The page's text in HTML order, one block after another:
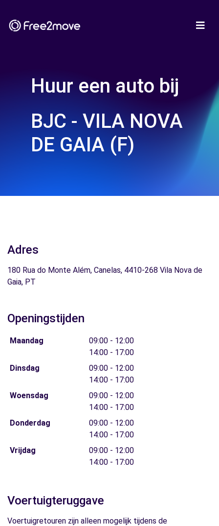
Huur een auto bij
BJC - VILA NOVA
DE GAIA (F)
Adres
180 Rua do Monte Além, Canelas, 4410-268 Vila Nova de
Gaia, PT
Openingstijden
Maandag
09:00 - 12:00
14:00 - 17:00
Dinsdag
09:00 - 12:00
14:00 - 17:00
Woensdag
09:00 - 12:00
14:00 - 17:00
Donderdag
09:00 - 12:00
14:00 - 17:00
Vrijdag
09:00 - 12:00
14:00 - 17:00
Voertuigteruggave
Voertuigretouren zijn alleen mogelijk tijdens de